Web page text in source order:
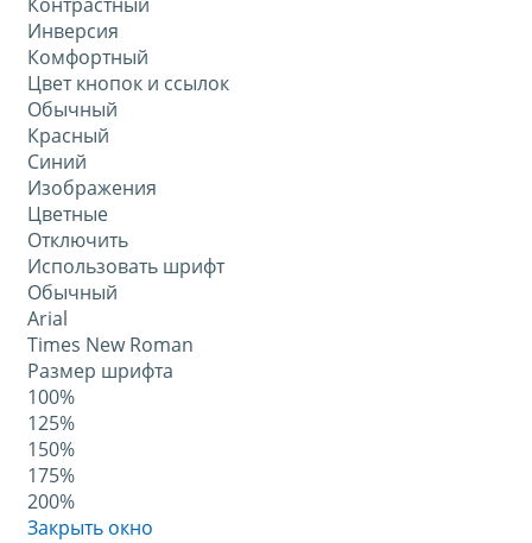
Контрастный
Инверсия
Комфортный
Цвет кнопок и ссылок
Обычный
Красный
Синий
Изображения
Цветные
Отключить
Использовать шрифт
Обычный
Arial
Times New Roman
Размер шрифта
100%
125%
150%
175%
200%
Закрыть окно